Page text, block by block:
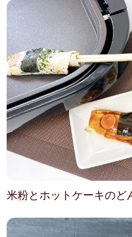
米粉とホットケーキのど